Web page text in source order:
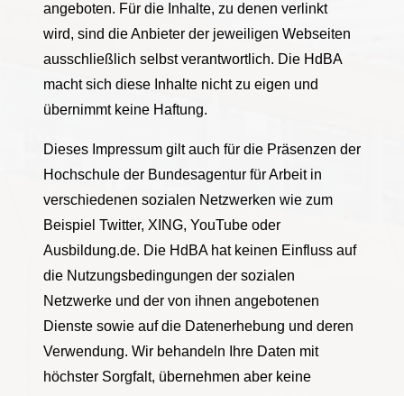
angeboten. Für die Inhalte, zu denen verlinkt
wird, sind die Anbieter der jeweiligen Webseiten
ausschließlich selbst verantwortlich. Die HdBA
macht sich diese Inhalte nicht zu eigen und
übernimmt keine Haftung.
Dieses Impressum gilt auch für die Präsenzen der
Hochschule der Bundesagentur für Arbeit in
verschiedenen sozialen Netzwerken wie zum
Beispiel Twitter, XING, YouTube oder
Ausbildung.de. Die HdBA hat keinen Einfluss auf
die Nutzungsbedingungen der sozialen
Netzwerke und der von ihnen angebotenen
Dienste sowie auf die Datenerhebung und deren
Verwendung. Wir behandeln Ihre Daten mit
höchster Sorgfalt, übernehmen aber keine